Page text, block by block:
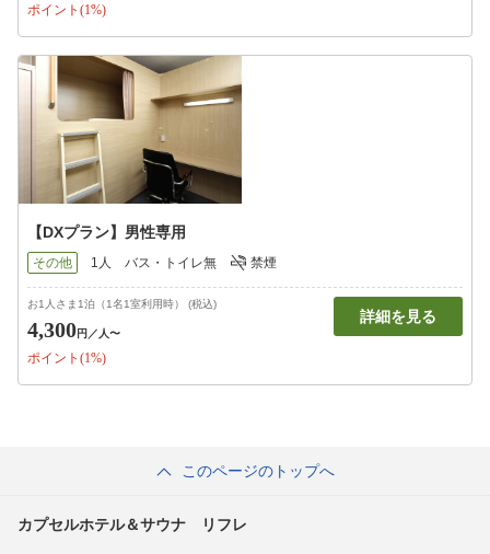
ポイント(1%)
【DXプラン】男性専用
その他 1人 バス・トイレ無 禁煙
お1人さま1泊（1名1室利用時） (税込)
4,300円 ／人〜
ポイント(1%)
詳細を見る
このページのトップへ
カプセルホテル＆サウナ リフレ